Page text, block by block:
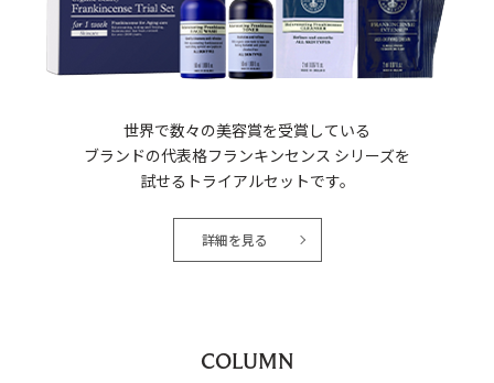
世界で数々の美容賞を受賞している
ブランドの代表格フランキンセンス シリーズを
試せるトライアルセットです。
詳細を見る
COLUMN